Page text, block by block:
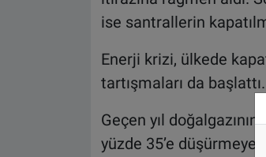
ise santrallerin
Enerji krizi, ülkede
tartışmaları da başlattı.
Geçen yıl
yüzde 35’e düşürmeye